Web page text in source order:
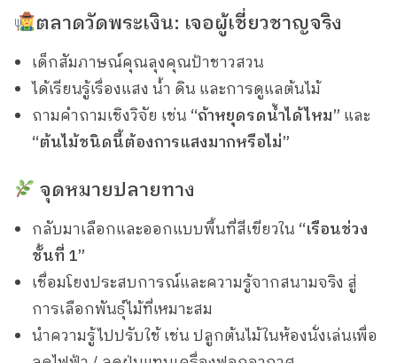
ตลาดวัดพระเงิน: เจอผู้เชี่ยวชาญจริง
เด็กสัมภาษณ์คุณลุงคุณป้าชาวสวน
ได้เรียนรู้เรื่องแสง น้ำ ดิน และการดูแลต้นไม้
ถามคำถามเชิงวิจัย เช่น “ถ้าหยุดรดน้ำได้ไหม” และ
“ต้นไม้ชนิดนี้ต้องการแสงมากหรือไม่”
จุดหมายปลายทาง
กลับมาเลือกและออกแบบพื้นที่สีเขียวใน “เรือนช่วง
ชั้นที่ 1”
เชื่อมโยงประสบการณ์และความรู้จากสนามจริง สู่
การเลือกพันธุ์ไม้ที่เหมาะสม
นำความรู้ไปปรับใช้ เช่น ปลูกต้นไม้ในห้องนั่งเล่นเพื่อ